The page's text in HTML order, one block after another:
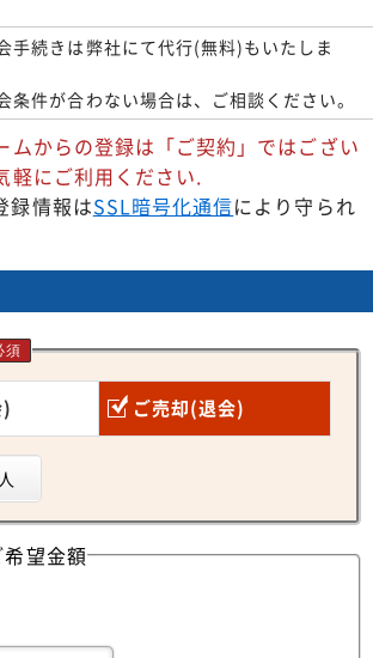
手続きは弊社にて代行(無料)もいたしま
条件が合わない場合は、ご相談ください。
ムからの登録は「ご契約」ではござい
軽にご利用ください.
録情報はSSL暗号化通信により守られ
須
ご売却(退会)
望金額